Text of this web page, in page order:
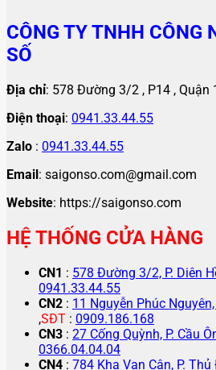
CÔNG TY TNHH CÔNG
SỐ
Địa chỉ: 578 Đường 3/2 , P14 , Quận
Điện thoại: 0941.33.44.55
Zalo : 0941.33.44.55
Email: saigonso.com@gmail.com
Website: https://saigonso.com
HỆ THỐNG CỬA HÀNG
CN1 : 578 Đường 3/2, P. Diên
0941.33.44.55
CN2 : 11 Nguyễn Phúc
,SĐT : 0909.186.168
CN3 : 27 Cống Quỳnh, P. Cầu
0366.04.04.04
CN4 : 784 Kha Vạn Cân, P. Thủ